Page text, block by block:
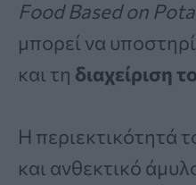
Food Based on
μπορεί να
και τη διαχείριση
Η περιεκτικότητά
και ανθεκτικό